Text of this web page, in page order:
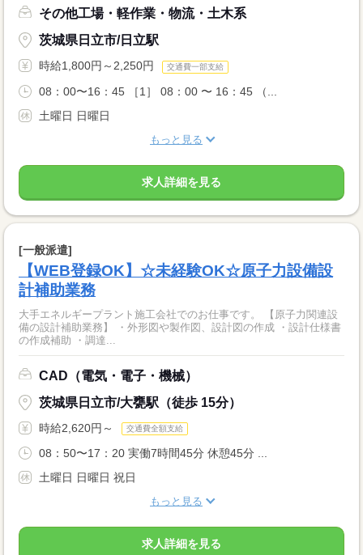
その他工場・軽作業・物流・土木系
茨城県日立市/日立駅
時給1,800円～2,250円 交通費一部支給
08：00〜16：45 ［1］ 08：00 〜 16：45 （...
土曜日 日曜日
もっと見る
求人詳細を見る
[一般派遣]
【WEB登録OK】☆未経験OK☆原子力設備設
計補助業務
大手エネルギープラント施工会社でのお仕事です。 【原子力関連設
備の設計補助業務】 ・外形図や製作図、設計図の作成 ・設計仕様書
の作成補助 ・調達...
CAD（電気・電子・機械）
茨城県日立市/大甕駅（徒歩 15分）
時給2,620円～ 交通費全額支給
08：50〜17：20 実働7時間45分 休憩45分 ...
土曜日 日曜日 祝日
もっと見る
求人詳細を見る